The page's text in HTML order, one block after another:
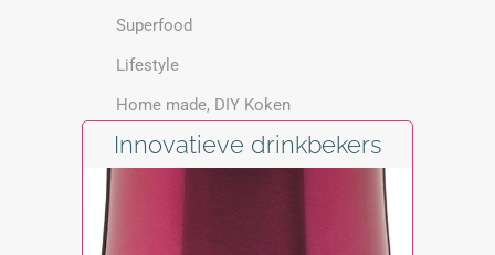
Superfood
Lifestyle
Home made, DIY Koken
Innovatieve drinkbekers